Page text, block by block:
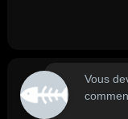
Vous